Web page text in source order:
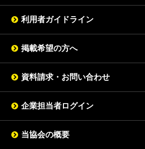
利用者ガイドライン
掲載希望の方へ
資料請求・お問い合わせ
企業担当者ログイン
当協会の概要